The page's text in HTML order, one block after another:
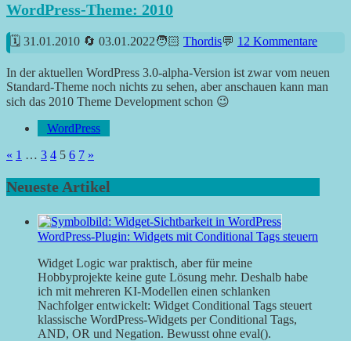
WordPress-Theme: 2010
31.01.2010 03.01.2022 Thordis 12 Kommentare
In der aktuellen WordPress 3.0-alpha-Version ist zwar vom neuen
Standard-Theme noch nichts zu sehen, aber anschauen kann man
sich das 2010 Theme Development schon 😉
WordPress
Seitennummerierung
der
Beiträge
« Vorherige
1 … 3 4 5 6 7 Nächste
»
Neueste Artikel
WordPress-Plugin: Widgets mit Conditional Tags steuern
Widget Logic war praktisch, aber für meine
Hobbyprojekte keine gute Lösung mehr. Deshalb habe
ich mit mehreren KI-Modellen einen schlanken
Nachfolger entwickelt: Widget Conditional Tags steuert
klassische WordPress-Widgets per Conditional Tags,
AND, OR und Negation. Bewusst ohne eval().